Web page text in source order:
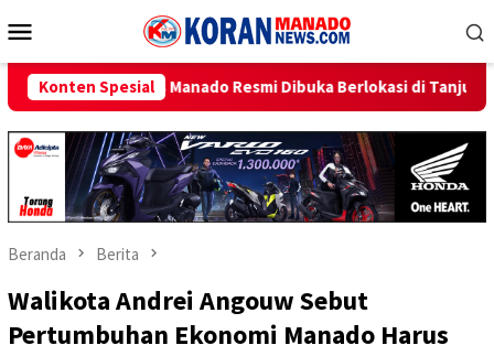
ke
Mobile
Konten Spesial
Resmi Dibuka Berlokasi di Tanjung Batu Berhasil
Beranda Berita
Walikota Andrei Angouw Sebut
Pertumbuhan Ekonomi Manado Harus